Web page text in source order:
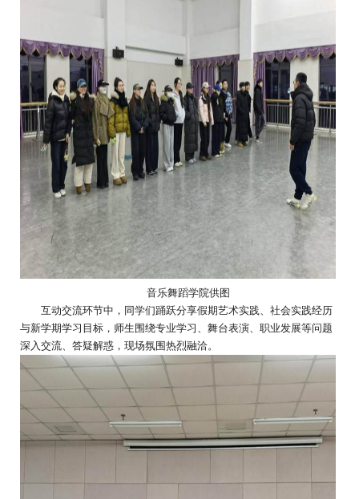
音乐舞蹈学院供图
互动交流环节中，同学们踊跃分享假期艺术实践、社会实践经历
与新学期学习目标，师生围绕专业学习、舞台表演、职业发展等问题
深入交流、答疑解惑，现场氛围热烈融洽。